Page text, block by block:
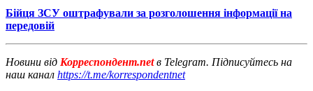
Бійця ЗСУ оштрафували за розголошення інформації на
передовій
Новини від Корреспондент.netв Telegram. Підписуйтесь на
наш канал https://t.me/korrespondentnet